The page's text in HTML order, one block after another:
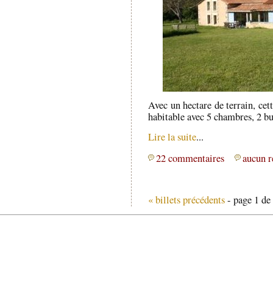
Avec un hectare de terrain,
habitable avec 5 chambres, 2
Lire la suite...
22 commentaires
aucun
« billets précédents- page 1 de